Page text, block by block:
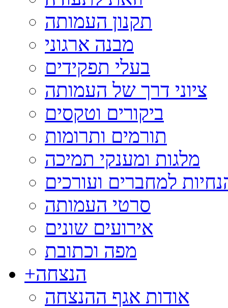
תקנון העמותה
מבנה ארגוני
בעלי תפקידים
ציוני דרך של העמותה
ביקורים וטקסים
תורמים ותרומות
מלגות ומענקי תמיכה
למחברים ועורכים
סרטי העמותה
אירועים שונים
מפה וכתובת
+הנצחה
אודות אגף ההנצחה